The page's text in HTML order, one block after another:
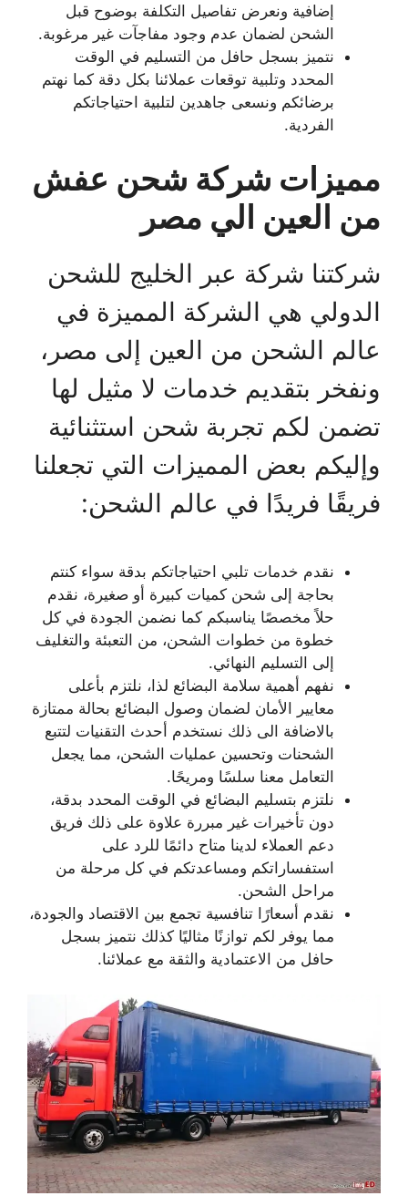
إضافية ونعرض تفاصيل التكلفة بوضوح قبل
الشحن لضمان عدم وجود مفاجآت غير مرغوبة.
نتميز بسجل حافل من التسليم في الوقت
المحدد وتلبية توقعات عملائنا بكل دقة كما نهتم
برضائكم ونسعى جاهدين لتلبية احتياجاتكم
الفردية.
مميزات شركة شحن عفش
من العين الي مصر
شركتنا شركة عبر الخليج للشحن
الدولي هي الشركة المميزة في
عالم الشحن من العين إلى مصر،
ونفخر بتقديم خدمات لا مثيل لها
تضمن لكم تجربة شحن استثنائية
وإليكم بعض المميزات التي تجعلنا
فريقًا فريدًا في عالم الشحن:
نقدم خدمات تلبي احتياجاتكم بدقة سواء كنتم
بحاجة إلى شحن كميات كبيرة أو صغيرة، نقدم
حلاً مخصصًا يناسبكم كما نضمن الجودة في كل
خطوة من خطوات الشحن، من التعبئة والتغليف
إلى التسليم النهائي.
نفهم أهمية سلامة البضائع لذا، نلتزم بأعلى
معايير الأمان لضمان وصول البضائع بحالة ممتازة
بالاضافة الى ذلك نستخدم أحدث التقنيات لتتبع
الشحنات وتحسين عمليات الشحن، مما يجعل
التعامل معنا سلسًا ومريحًا.
نلتزم بتسليم البضائع في الوقت المحدد بدقة،
دون تأخيرات غير مبررة علاوة على ذلك فريق
دعم العملاء لدينا متاح دائمًا للرد على
استفساراتكم ومساعدتكم في كل مرحلة من
مراحل الشحن.
نقدم أسعارًا تنافسية تجمع بين الاقتصاد والجودة،
مما يوفر لكم توازنًا مثاليًا كذلك نتميز بسجل
حافل من الاعتمادية والثقة مع عملائنا.